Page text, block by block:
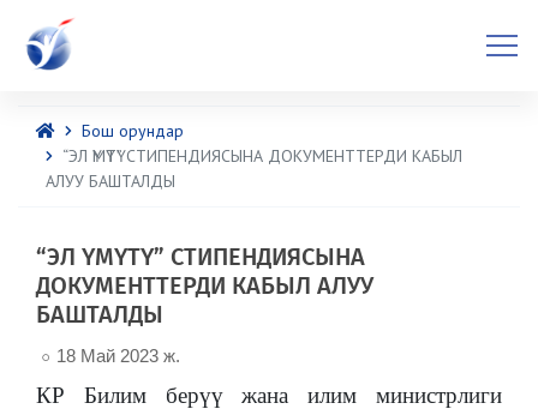
Бош орундар
“ЭЛ ҮМҮТҮ” СТИПЕНДИЯСЫНА ДОКУМЕНТТЕРДИ КАБЫЛ
АЛУУ БАШТАЛДЫ
“ЭЛ ҮМҮТҮ” СТИПЕНДИЯСЫНА
ДОКУМЕНТТЕРДИ КАБЫЛ АЛУУ
БАШТАЛДЫ
18 Май 2023 ж.
КР Билим берүү жана илим министрлиги